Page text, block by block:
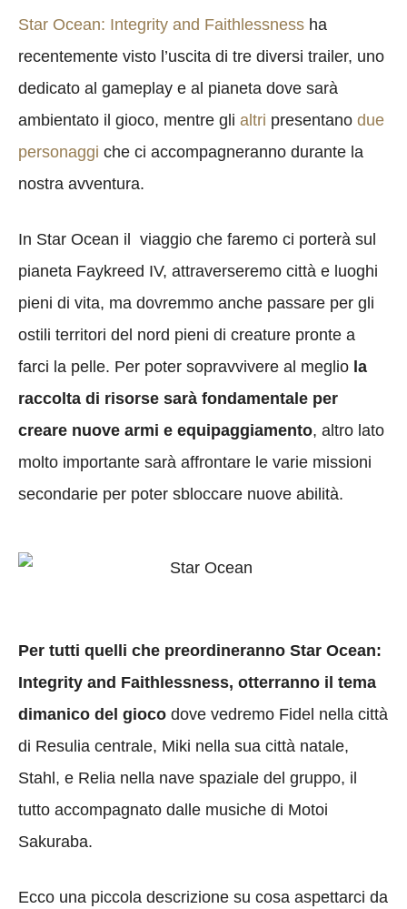
Star Ocean: Integrity and Faithlessness ha
recentemente visto l’uscita di tre diversi trailer, uno
dedicato al gameplay e al pianeta dove sarà
ambientato il gioco, mentre gli altri presentano due
personaggi che ci accompagneranno durante la
nostra avventura.
In Star Ocean il viaggio che faremo ci porterà sul
pianeta Faykreed IV, attraverseremo città e luoghi
pieni di vita, ma dovremmo anche passare per gli
ostili territori del nord pieni di creature pronte a
farci la pelle. Per poter sopravvivere al meglio la
raccolta di risorse sarà fondamentale per
creare nuove armi e equipaggiamento, altro lato
molto importante sarà affrontare le varie missioni
secondarie per poter sbloccare nuove abilità.
Per tutti quelli che preordineranno Star Ocean:
Integrity and Faithlessness, otterranno il tema
dimanico del gioco dove vedremo Fidel nella città
di Resulia centrale, Miki nella sua città natale,
Stahl, e Relia nella nave spaziale del gruppo, il
tutto accompagnato dalle musiche di Motoi
Sakuraba.
Ecco una piccola descrizione su cosa aspettarci da